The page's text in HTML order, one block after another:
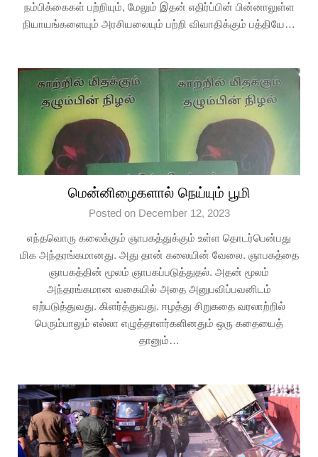
நம்பிக்கைகள் பற்றியும், மேலும் இதன் எதிர்ப்பின் பின்னாலுள்ள
நியாயங்களையும் அரசியலையும் பற்றி விவாதிக்கும் பத்தியே…
மென்னிழைகளால் நெய்யும் பூமி
Posted on December 12, 2023
எந்தவொரு கலைக்கும் ஞாபகத்துக்கும் உள்ள தொடர்பென்பது
மிக அந்தரங்கமானது. அது தான் கலையின் வேலை. ஞாபகத்தை
ஞாபகத்தின் மூலம் ஞாபகப்படுத்துதல். அதன் மூலம்
அந்தரங்கமான வகையில் அதை அனுபவிப்பவனிடம்
ஏற்படுத்துவது. கிளர்த்துவது. ஈழத்து சிறுகதை வரலாற்றில்
பெரும்பாலும் எல்லா எழுத்தாளர்களினதும் ஒரு கதையைத்
தானும்…